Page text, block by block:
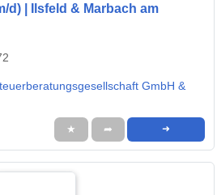
d) | Ilsfeld & Marbach am
GmbH &
★ ➦ ➜